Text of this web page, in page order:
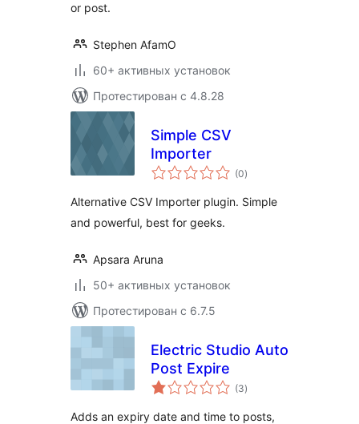
or post.
Stephen AfamO
60+ активных установок
Протестирован с 4.8.28
Simple CSV
Importer
(0общий
рейтинг
)
Alternative CSV Importer plugin. Simple
and powerful, best for geeks.
Apsara Aruna
50+ активных установок
Протестирован с 6.7.5
Electric Studio Auto
Post Expire
(3общий
рейтинг
)
Adds an expiry date and time to posts,